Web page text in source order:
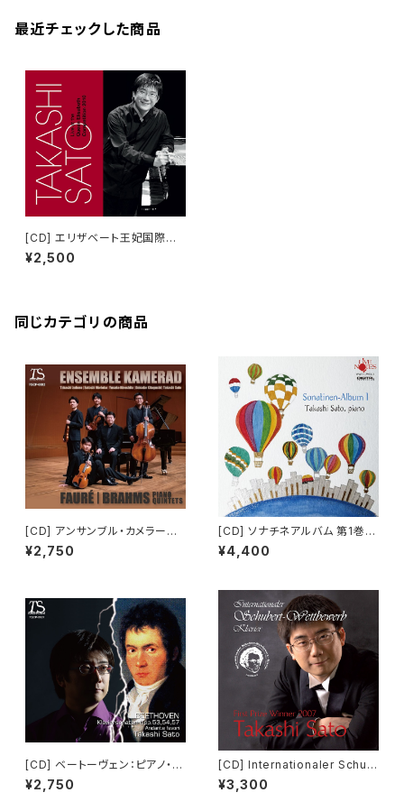
最近チェックした商品
[CD] エリザベート王妃国際音
楽コンクール2010ライヴ 佐藤
卓史
¥2,500
同じカテゴリの商品
[CD] アンサンブル・カメラート
フォーレ＆ブラームス：ピアノ五
重奏曲
¥2,750
[CD] ソナチネアルバム 第1巻
(2枚組)
¥4,400
[CD] ベートーヴェン：ピアノ・ソ
ナタ 第21～23番、ほか
¥2,750
[CD] Internationaler Schub
ert-Wettbewerb - Klavier 2
007 Takashi Sato
¥3,300